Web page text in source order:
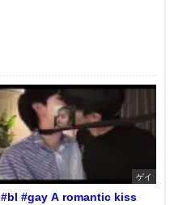
ゲイ
#bl #gay A romantic kiss